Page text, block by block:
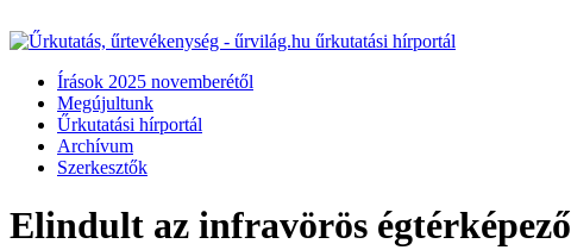
Írások 2025 novemberétől
Megújultunk
Űrkutatási hírportál
Archívum
Szerkesztők
Elindult az infravörös égtérképező